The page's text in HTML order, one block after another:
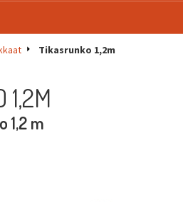
Tikasrunko 1,2m
1,2M
1,2 m